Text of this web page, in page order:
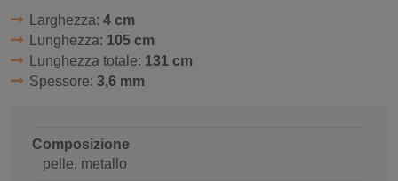
Larghezza: 4 cm
Lunghezza: 105 cm
Lunghezza totale: 131 cm
Spessore: 3,6 mm
Composizione
pelle, metallo